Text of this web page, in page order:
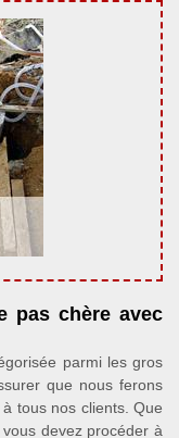
pas chère avec
parmi les gros
que nous ferons
tous nos clients. Que
devez procéder à